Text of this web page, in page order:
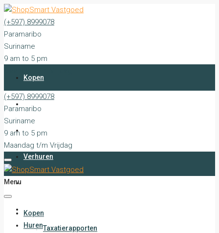
(+597) 8999078
Paramaribo
Suriname
9 am to 5 pm
Kopen
Verkopen
Verhuren
Diensten
Taxatierapporten
(+597) 8999078
Paramaribo
Suriname
9 am to 5 pm
Maandag t/m Vrijdag
Menu
Kopen
Huren